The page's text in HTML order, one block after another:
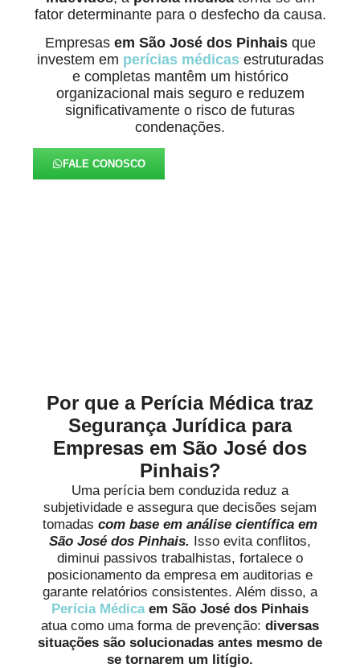
fator determinante para o desfecho da causa.
Empresas em São José dos Pinhaisque
investem em perícias médicasestruturadas
e completas mantêm um histórico
organizacional mais seguro e reduzem
significativamente o risco de futuras
condenações.
FALE CONOSCO
Por que a Perícia Médica traz
Segurança Jurídica para
Empresas em São José dos
Pinhais?
Uma perícia bem conduzida reduz a
subjetividade e assegura que decisões sejam
tomadas com base em análise científica em
São José dos Pinhais. Isso evita conflitos,
diminui passivos trabalhistas, fortalece o
posicionamento da empresa em auditorias e
garante relatórios consistentes. Além disso, a
Perícia Médicaem São José dos Pinhais
atua como uma forma de prevenção: diversas
situações são solucionadas antes mesmo de
se tornarem um litígio.